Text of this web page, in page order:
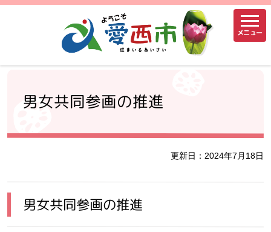
メニュー
男女共同参画の推進
更新日：2024年7月18日
男女共同参画の推進